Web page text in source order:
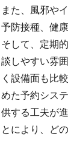
また、風邪や
予防接種、健
そして、定期
談しやすい雰
く設備面も比
めた予約シス
供する工夫が
とにより、ど